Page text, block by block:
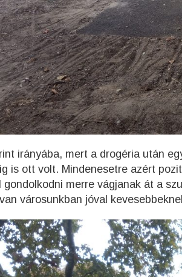
irányába, mert a drogéria után
is ott volt. Mindenesetre azért
gondolkodni merre vágjanak át a
városunkban jóval